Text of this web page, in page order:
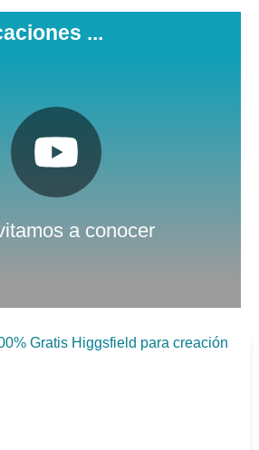
...
a conocer
Pulsa aquí